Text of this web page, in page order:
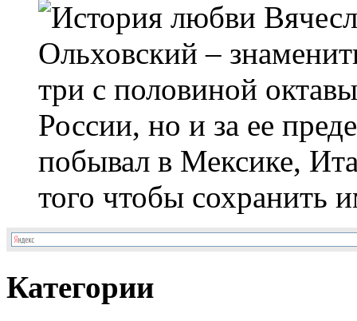
Ольховский –
три с половиной
России, но и за ее
побывал в Мексике,
того чтобы сохранить
Категории